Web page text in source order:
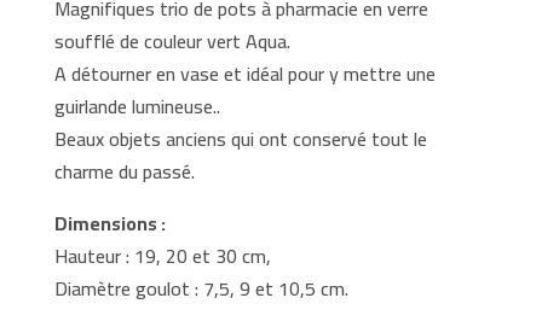
Magnifiques trio de pots à pharmacie en verre
soufflé de couleur vert Aqua.
A détourner en vase et idéal pour y mettre une
guirlande lumineuse..
Beaux objets anciens qui ont conservé tout le
charme du passé.
Dimensions :
Hauteur : 19, 20 et 30 cm,
Diamètre goulot : 7,5, 9 et 10,5 cm.